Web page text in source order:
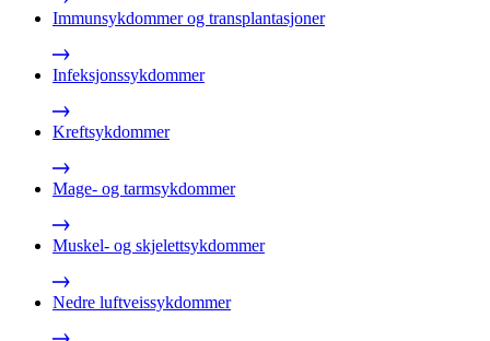
Immunsykdommer og transplantasjoner
Infeksjonssykdommer
Kreftsykdommer
Mage- og tarmsykdommer
Muskel- og skjelettsykdommer
Nedre luftveissykdommer